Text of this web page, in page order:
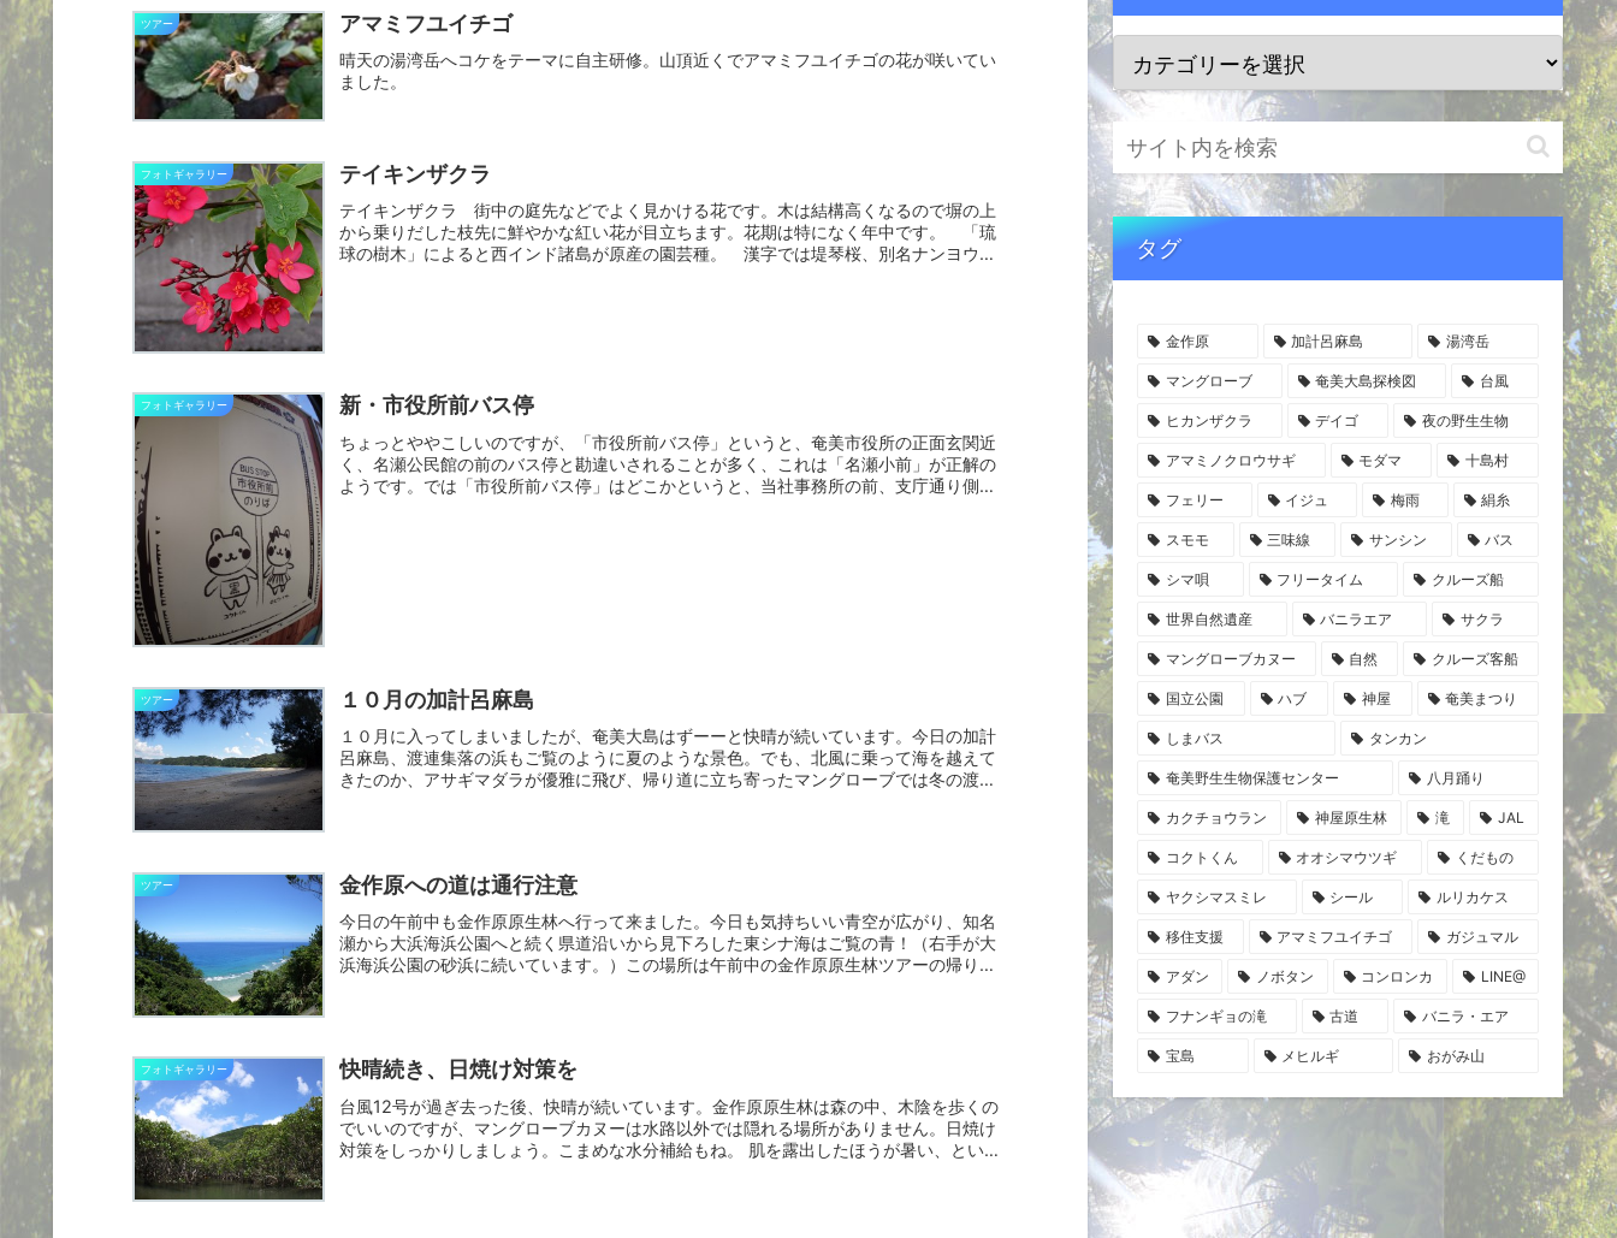
ツアー アマミフユイチゴ
晴天の湯湾岳へコケをテーマに自主研修。山頂近くでアマミフユイチゴの花が咲いてい
ました。
フォトギャラリー テイキンザクラ
テイキンザクラ 街中の庭先などでよく見かける花です。木は結構高くなるので塀の上
から乗りだした枝先に鮮やかな紅い花が目立ちます。花期は特になく年中です。 「琉
球の樹木」によると西インド諸島が原産の園芸種。 漢字では堤琴桜、別名ナンヨウザ
フォトギャラリー 新・市役所前バス停
ちょっとややこしいのですが、「市役所前バス停」というと、奄美市役所の正面玄関近
く、名瀬公民館の前のバス停と勘違いされることが多く、これは「名瀬小前」が正解の
ようです。では「市役所前バス停」はどこかというと、当社事務所の前、支庁通り側な
ツアー １０月の加計呂麻島
１０月に入ってしまいましたが、奄美大島はずーーと快晴が続いています。今日の加計
呂麻島、渡連集落の浜もご覧のように夏のような景色。でも、北風に乗って海を越えて
きたのか、アサギマダラが優雅に飛び、帰り道に立ち寄ったマングローブでは冬の渡り
ツアー 金作原への道は通行注意
今日の午前中も金作原原生林へ行って来ました。今日も気持ちいい青空が広がり、知名
瀬から大浜海浜公園へと続く県道沿いから見下ろした東シナ海はご覧の青！（右手が大
浜海浜公園の砂浜に続いています。）この場所は午前中の金作原原生林ツアーの帰り道
フォトギャラリー 快晴続き、日焼け対策を
台風12号が過ぎ去った後、快晴が続いています。金作原原生林は森の中、木陰を歩くの
でいいのですが、マングローブカヌーは水路以外では隠れる場所がありません。日焼け
対策をしっかりしましょう。こまめな水分補給もね。 肌を露出したほうが暑い、という
タグ
金作原 加計呂麻島 湯湾岳
マングローブ 奄美大島探検図 台風
ヒカンザクラ デイゴ 夜の野生生物
アマミノクロウサギ モダマ 十島村
フェリー イジュ 梅雨 絹糸
スモモ 三味線 サンシン バス
シマ唄 フリータイム クルーズ船
世界自然遺産 バニラエア サクラ
マングローブカヌー 自然 クルーズ客船
国立公園 ハブ 神屋 奄美まつり
しまバス タンカン
奄美野生生物保護センター 八月踊り
カクチョウラン 神屋原生林 滝 JAL
コクトくん オオシマウツギ くだもの
ヤクシマスミレ シール ルリカケス
移住支援 アマミフユイチゴ ガジュマル
アダン ノボタン コンロンカ LINE@
フナンギョの滝 古道 バニラ・エア
宝島 メヒルギ おがみ山